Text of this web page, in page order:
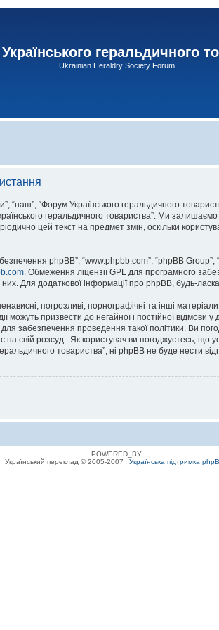
геральдичного
Ukrainian Heraldry Society Forum
“наш”, “Форум Українського геральдичного
геральдичного товариства”. Ми
цей текст на предмет змін, оскільки
phpBB”, “www.phpbb.com”, “phpBB
. Обмеження ліцензії GPL для програмного
Для додаткової інформації про phpBB, будь-
погрозливі, порнографічні та інші
можуть призвести до негайної і постійної
забезпечення проведення такої політики. Ви
свій розсуд . Як користувач ви погоджуєтесь,
товариства”, ні phpBB не буде нести
POWERED_BY
Український переклад © 2005-2007
Українська підтримка